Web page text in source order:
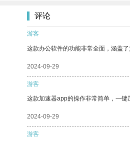
评论
游客
这款办公软件的功能非常全面，涵盖
2024-09-29
游客
这款加速器app的操作非常简单，一键
2024-09-29
游客